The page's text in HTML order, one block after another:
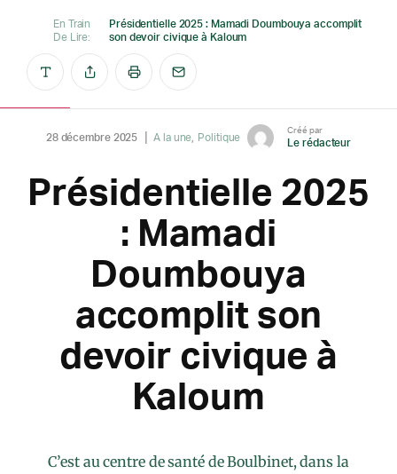
En Train
De Lire:
Présidentielle 2025 : Mamadi Doumbouya accomplit
son devoir civique à Kaloum
28 décembre 2025 A la une Politique
Créé par
Le rédacteur
Présidentielle 2025
: Mamadi
Doumbouya
accomplit son
devoir civique à
Kaloum
C’est au centre de santé de Boulbinet, dans la